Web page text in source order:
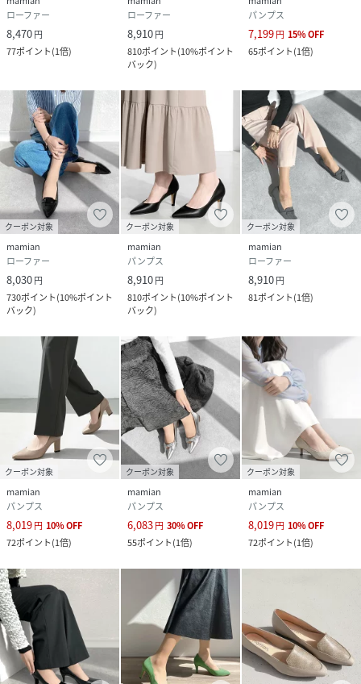
5725-103-225 AS7612
ローファー
8,470円
77ポイント(1倍)
ローファー
8,910円
810ポイント(10%ポイント
バック)
パンプス
7,199円 15%OFF
65ポイント(1倍)
クーポン対象
mamian
ローファー
8,030円
730ポイント(10%ポイント
バック)
クーポン対象
mamian
パンプス
8,910円
810ポイント(10%ポイント
バック)
クーポン対象
mamian
ローファー
8,910円
81ポイント(1倍)
クーポン対象
mamian
パンプス
8,019円 10%OFF
72ポイント(1倍)
クーポン対象
mamian
パンプス
6,083円 30%OFF
55ポイント(1倍)
クーポン対象
mamian
パンプス
8,019円 10%OFF
72ポイント(1倍)